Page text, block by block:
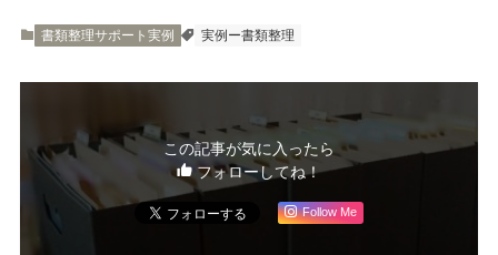
書類整理サポート実例 実例ー書類整理
この記事が気に入ったら
フォローしてね！
Follow Me